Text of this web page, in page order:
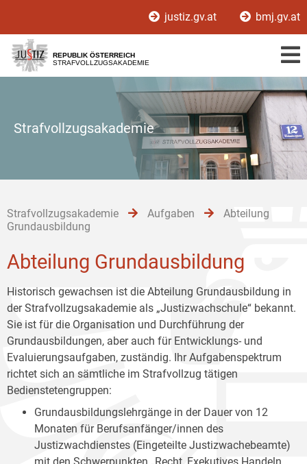
[1]
[2]
[3]
justiz.gv.at bmj.gv.at
REPUBLIK ÖSTERREICH
STRAFVOLLZUGSAKADEMIE
Strafvollzugsakademie
Strafvollzugsakademie Aufgaben
Abteilung
Grundausbildung
Abteilung Grundausbildung
Historisch gewachsen ist die Abteilung Grundausbildung in
der Strafvollzugsakademie als „Justizwachschule“ bekannt.
Sie ist für die Organisation und Durchführung der
Grundausbildungen, aber auch für Entwicklungs- und
Evaluierungsaufgaben, zuständig. Ihr Aufgabenspektrum
richtet sich an sämtliche im Strafvollzug tätigen
Bedienstetengruppen:
Grundausbildungslehrgänge in der Dauer von 12
Monaten für Berufsanfänger/innen des
Justizwachdienstes (Eingeteilte Justizwachebeamte)